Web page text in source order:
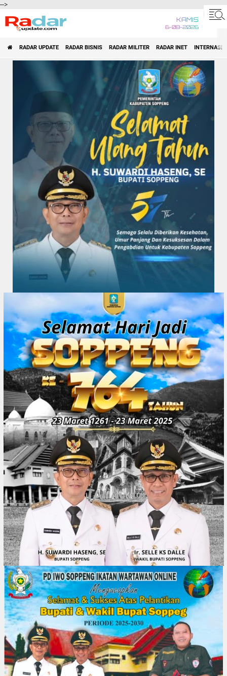
-->
KAMIS
6-08-2026
RADAR UPDATE RADAR BISNIS RADAR MILITER RADAR INET